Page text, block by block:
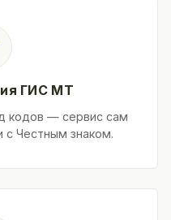
ГИС МТ
кодов — сервис сам
с Честным знаком.